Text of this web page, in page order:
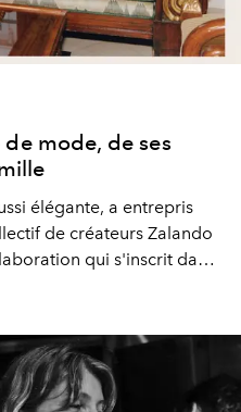
mode, de ses
élégante, a entrepris
de créateurs Zalando
qui s'inscrit dans
la mode, sur laquelle
Elle nous parle
d'un (presque) burn-out et